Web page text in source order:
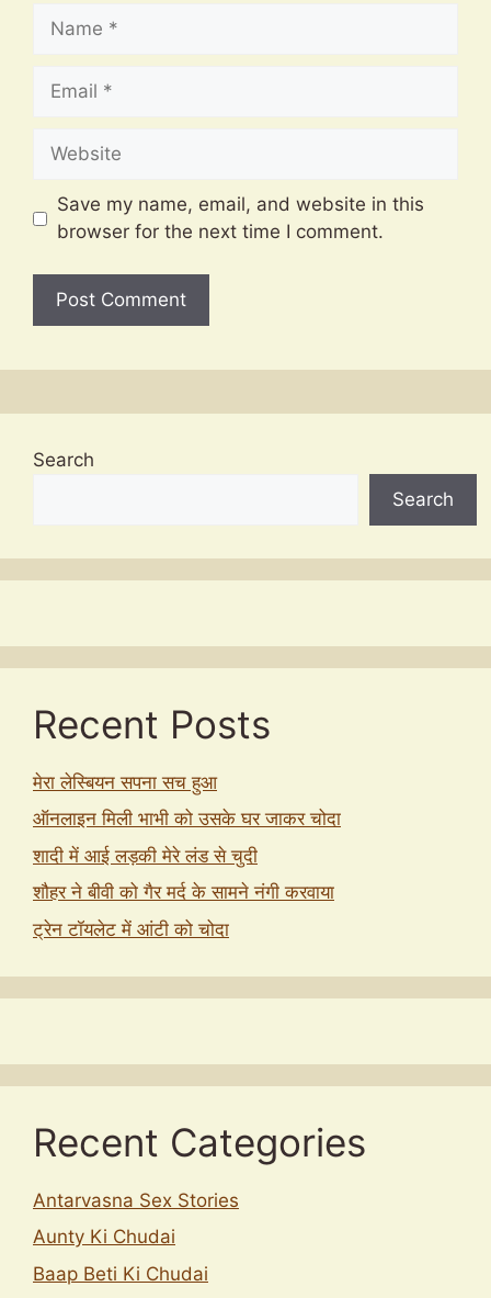
Name
Email
Website
Save my name, email, and website in this
browser for the next time I comment.
Search
Search
Recent Posts
मेरा लेस्बियन सपना सच हुआ
ऑनलाइन मिली भाभी को उसके घर जाकर चोदा
शादी में आई लड़की मेरे लंड से चुदी
शौहर ने बीवी को गैर मर्द के सामने नंगी करवाया
ट्रेन टॉयलेट में आंटी को चोदा
Recent Categories
Antarvasna Sex Stories
Aunty Ki Chudai
Baap Beti Ki Chudai